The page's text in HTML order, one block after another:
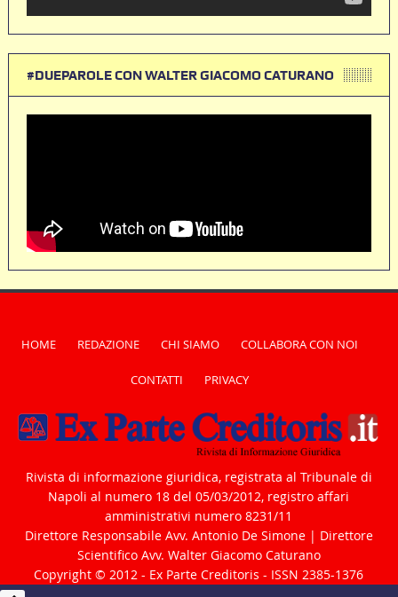
#DUEPAROLE CON WALTER GIACOMO CATURANO
HOME REDAZIONE CHI SIAMO COLLABORA CON NOI
CONTATTI PRIVACY
Rivista di informazione giuridica, registrata al Tribunale di
Napoli al numero 18 del 05/03/2012, registro affari
amministrativi numero 8231/11
Direttore Responsabile Avv. Antonio De Simone | Direttore
Scientifico Avv. Walter Giacomo Caturano
Copyright © 2012 - Ex Parte Creditoris - ISSN 2385-1376